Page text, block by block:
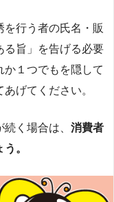
を行う者の氏名・販
る旨」を告げる必要
か１つでもを隠して
げてください。
く場合は、 消費者
。